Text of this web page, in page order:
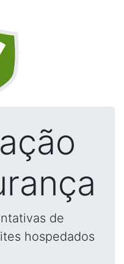
de
hospedados